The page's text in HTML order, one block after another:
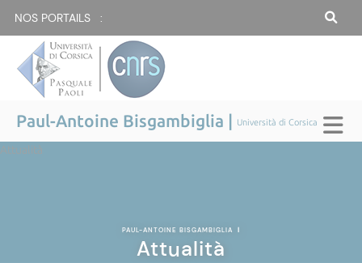
NOS PORTAILS :
Paul-Antoine Bisgambiglia | Università di Corsica
Attualità
PAUL-ANTOINE BISGAMBIGLIA |
Attualità